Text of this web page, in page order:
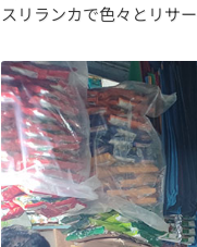
スリランカで色々とリサー